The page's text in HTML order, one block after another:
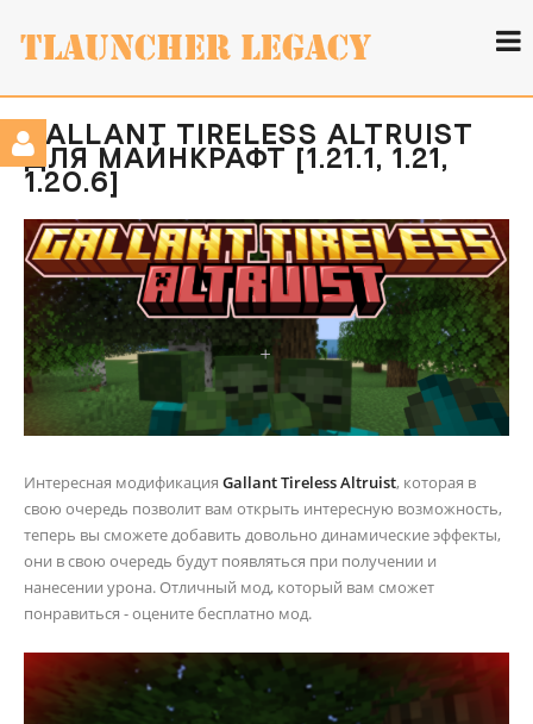
GALLANT TIRELESS ALTRUIST
ДЛЯ МАЙНКРАФТ [1.21.1, 1.21,
1.20.6]
Интересная модификация Gallant Tireless Altruist, которая в
свою очередь позволит вам открыть интересную возможность,
теперь вы сможете добавить довольно динамические эффекты,
они в свою очередь будут появляться при получении и
нанесении урона. Отличный мод, который вам сможет
понравиться - оцените бесплатно мод.